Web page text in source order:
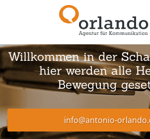
Willkommen in der
hier werden alle
Bewegung
info@antonio-